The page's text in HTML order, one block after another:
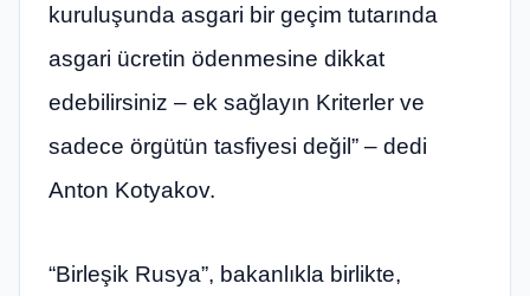
kuruluşunda asgari bir geçim tutarında
asgari ücretin ödenmesine dikkat
edebilirsiniz – ek sağlayın Kriterler ve
sadece örgütün tasfiyesi değil” – dedi
Anton Kotyakov.
“Birleşik Rusya”, bakanlıkla birlikte,